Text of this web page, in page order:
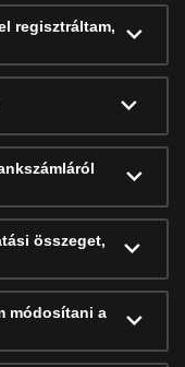
regisztráltam,
összeget,
módosítani a